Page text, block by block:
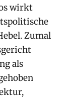
wirkt
Zumal
als